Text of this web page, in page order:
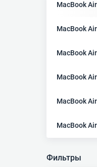
MacBook
MacBook
MacBook
MacBook
MacBook
MacBook
Фильтры